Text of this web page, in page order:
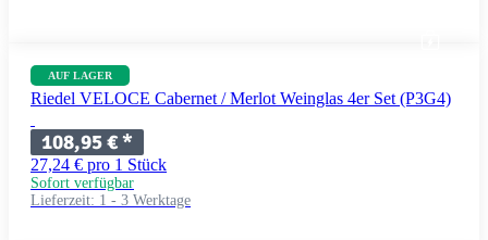
AUF LAGER
Riedel VELOCE Cabernet / Merlot Weinglas 4er Set (P3G4)
108,95 €*
27,24 € pro 1 Stück
Sofort verfügbar
Lieferzeit: 1 - 3 Werktage